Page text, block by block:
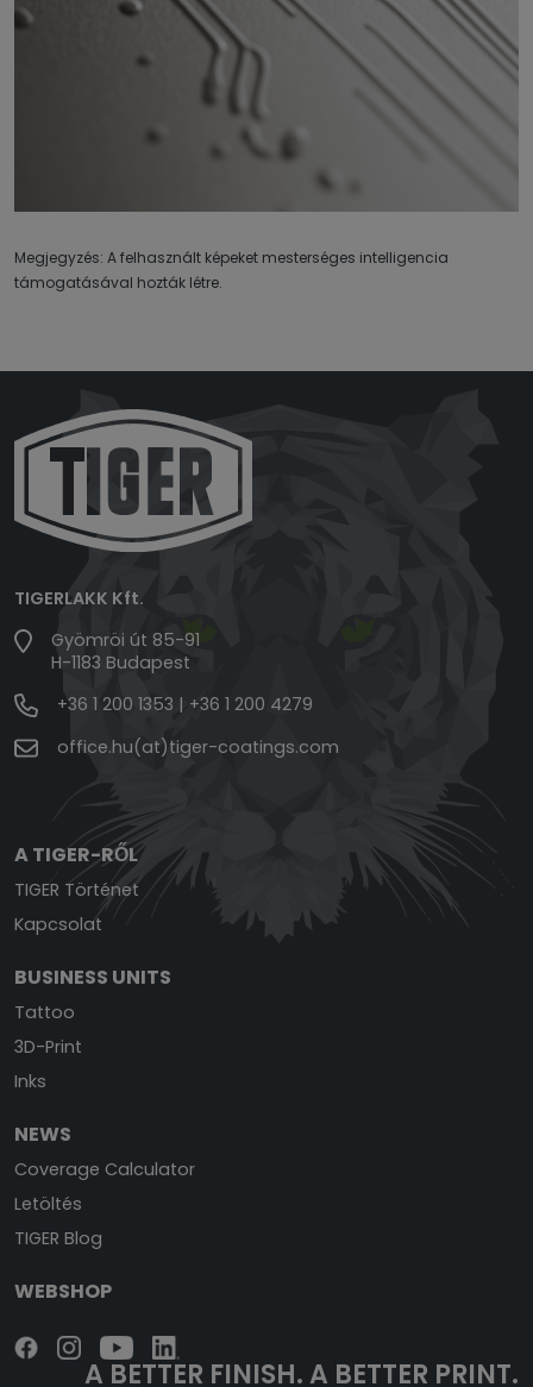
Megjegyzés: A felhasznált képeket mesterséges intelligencia
támogatásával hozták létre.
TIGERLAKK Kft.
Gyömröi út 85-91
H-1183 Budapest
+36 1 200 1353 | +36 1 200 4279
office.hu(at)tiger-coatings.com
A TIGER-RŐL
TIGER Történet
Kapcsolat
BUSINESS UNITS
Tattoo
3D-Print
Inks
NEWS
Coverage Calculator
Letöltés
TIGER Blog
WEBSHOP
A BETTER FINISH.A BETTER PRINT.